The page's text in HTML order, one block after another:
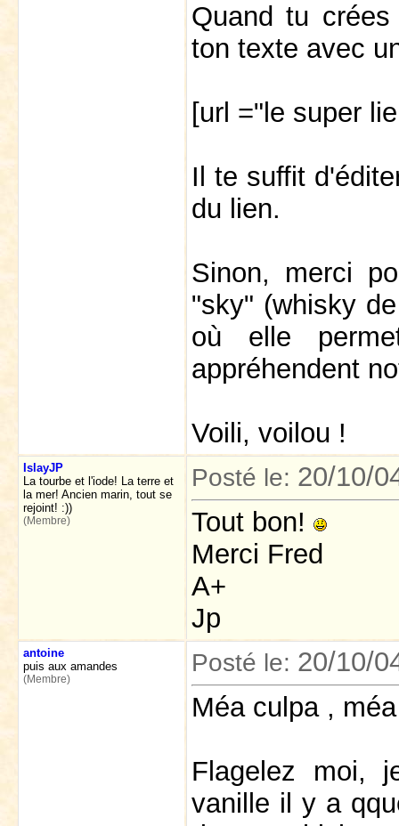
Quand tu
ton texte avec
[url ="le super
Il te suffit
du lien.
Sinon, merci
"sky" (whisky
où elle
appréhendent
Voili, voilou !
IslayJP
La tourbe et l'iode! La terre et
la mer! Ancien marin, tout se
rejoint! :))
(Membre)
Posté le: 20/10/
Tout bon!
Merci Fred
A+
Jp
antoine
puis aux amandes
(Membre)
Posté le: 20/10/
Méa culpa ,
Flagelez moi,
vanille il y a